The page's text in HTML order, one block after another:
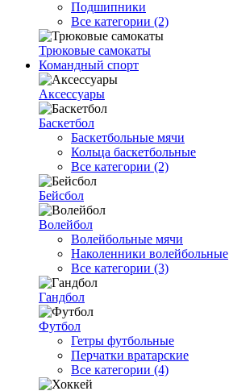
Подшипники
Все категории (2)
Трюковые самокаты
Командный спорт
Аксессуары
Баскетбол
Баскетбольные мячи
Кольца баскетбольные
Все категории (2)
Бейсбол
Волейбол
Волейбольные мячи
Наколенники волейбольные
Все категории (3)
Гандбол
Футбол
Гетры футбольные
Перчатки вратарские
Все категории (4)